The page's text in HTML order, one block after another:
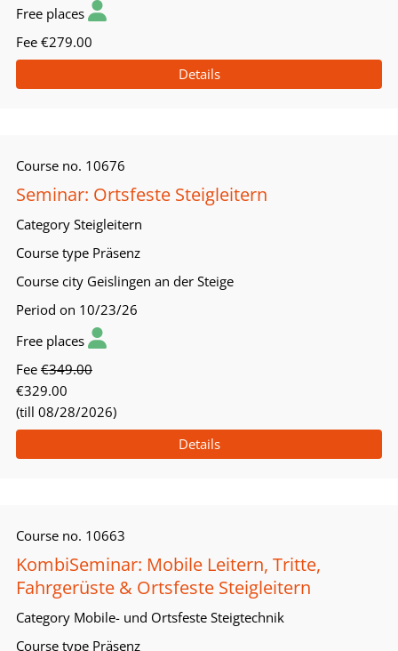
Free places
Fee €279.00
Details
Course no. 10676
Seminar: Ortsfeste Steigleitern
Category Steigleitern
Course type Präsenz
Course city Geislingen an der Steige
Period on 10/23/26
Free places
Fee €349.00
€329.00
(till 08/28/2026)
Details
Course no. 10663
KombiSeminar: Mobile Leitern, Tritte,
Fahrgerüste & Ortsfeste Steigleitern
Category Mobile- und Ortsfeste Steigtechnik
Course type Präsenz